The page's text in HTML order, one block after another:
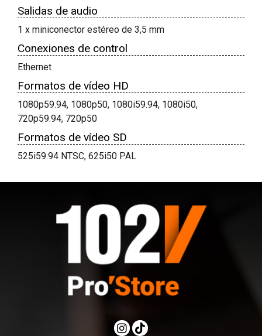
Salidas de audio
1 x miniconector estéreo de 3,5 mm
Conexiones de control
Ethernet
Formatos de vídeo HD
1080p59.94, 1080p50, 1080i59.94, 1080i50,
720p59.94, 720p50
Formatos de vídeo SD
525i59.94 NTSC, 625i50 PAL